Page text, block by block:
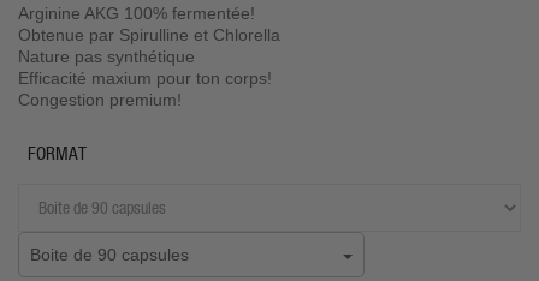
Arginine AKG 100% fermentée!
Obtenue par Spirulline et Chlorella
Nature pas synthétique
Efficacité maxium pour ton corps!
Congestion premium!
FORMAT
Boite de 90 capsules